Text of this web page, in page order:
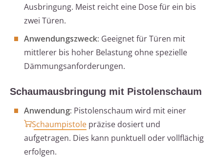
Ausbringung. Meist reicht eine Dose für ein bis
zwei Türen.
Anwendungszweck: Geeignet für Türen mit
mittlerer bis hoher Belastung ohne spezielle
Dämmungsanforderungen.
Schaumausbringung mit Pistolenschaum
Anwendung: Pistolenschaum wird mit einer
Schaumpistole präzise dosiert und
aufgetragen. Dies kann punktuell oder vollflächig
erfolgen.